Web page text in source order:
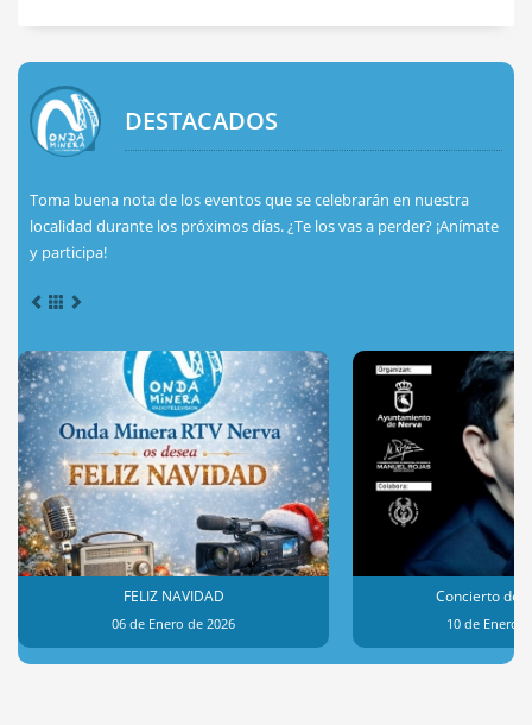
DESTACADOS
Toma buena nota de los eventos que se celebrarán en nuestra
localidad durante los próximos días. ¿Te los vas a perder? ¡Anímate
y participa!
FELIZ NAVIDAD
06 de Enero de 2026
Concierto de
10 de Enero